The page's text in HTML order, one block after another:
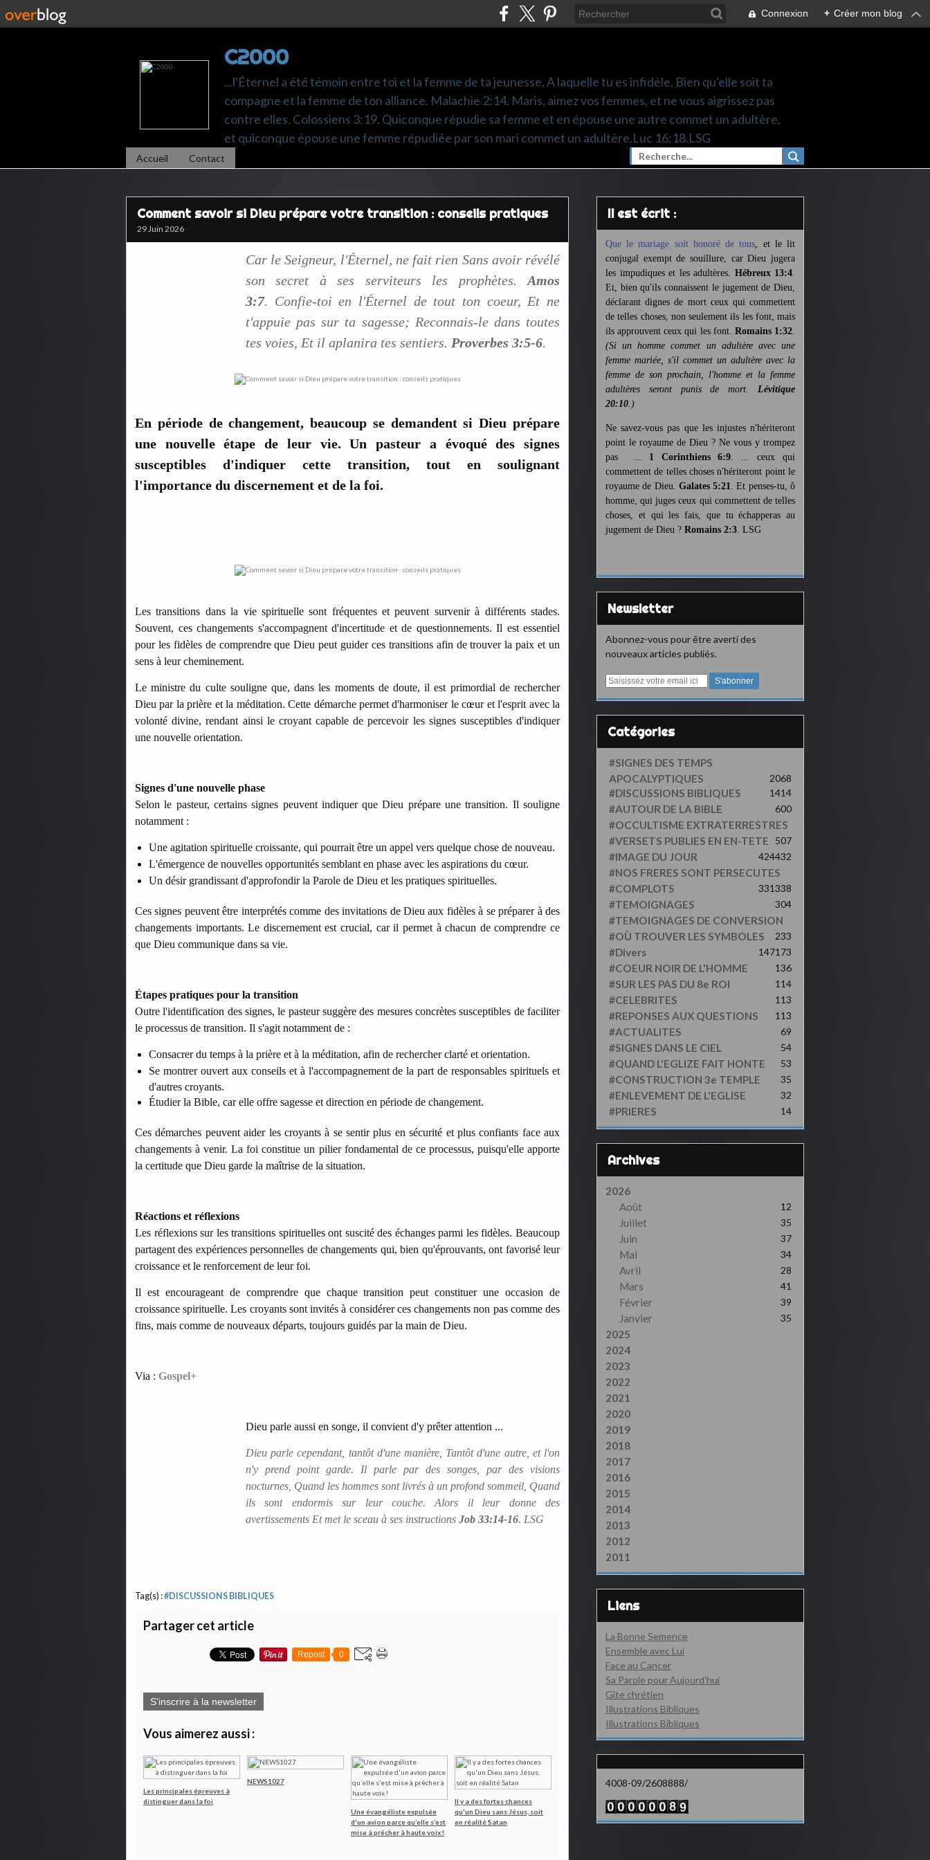
Connexion + Créer mon blog
C2000
...l'Éternel a été témoin entre toi et la femme de ta jeunesse, A laquelle tu es infidèle, Bien qu'elle soit ta
compagne et la femme de ton alliance. Malachie 2:14. Maris, aimez vos femmes, et ne vous aigrissez pas
contre elles. Colossiens 3:19. Quiconque répudie sa femme et en épouse une autre commet un adultère,
et quiconque épouse une femme répudiée par son mari commet un adultère.Luc 16:18.LSG
Accueil Contact
Comment savoir si Dieu prépare votre transition : conseils pratiques
29 Juin 2026
Car le Seigneur, l'Éternel, ne fait rien Sans avoir révélé
son secret à ses serviteurs les prophètes. Amos
3:7. Confie-toi en l'Éternel de tout ton coeur, Et ne
t'appuie pas sur ta sagesse; Reconnais-le dans toutes
tes voies, Et il aplanira tes sentiers. Proverbes 3:5-6.
En période de changement, beaucoup se demandent si Dieu prépare
une nouvelle étape de leur vie. Un pasteur a évoqué des signes
susceptibles d'indiquer cette transition, tout en soulignant
l'importance du discernement et de la foi.
Les transitions dans la vie spirituelle sont fréquentes et peuvent survenir à différents stades.
Souvent, ces changements s'accompagnent d'incertitude et de questionnements. Il est essentiel
pour les fidèles de comprendre que Dieu peut guider ces transitions afin de trouver la paix et un
sens à leur cheminement.
Le ministre du culte souligne que, dans les moments de doute, il est primordial de rechercher
Dieu par la prière et la méditation. Cette démarche permet d'harmoniser le cœur et l'esprit avec la
volonté divine, rendant ainsi le croyant capable de percevoir les signes susceptibles d'indiquer
une nouvelle orientation.
Signes d'une nouvelle phase
Selon le pasteur, certains signes peuvent indiquer que Dieu prépare une transition. Il souligne
notamment :
Une agitation spirituelle croissante, qui pourrait être un appel vers quelque chose de nouveau.
L'émergence de nouvelles opportunités semblant en phase avec les aspirations du cœur.
Un désir grandissant d'approfondir la Parole de Dieu et les pratiques spirituelles.
Ces signes peuvent être interprétés comme des invitations de Dieu aux fidèles à se préparer à des
changements importants. Le discernement est crucial, car il permet à chacun de comprendre ce
que Dieu communique dans sa vie.
Étapes pratiques pour la transition
Outre l'identification des signes, le pasteur suggère des mesures concrètes susceptibles de faciliter
le processus de transition. Il s'agit notamment de :
Consacrer du temps à la prière et à la méditation, afin de rechercher clarté et orientation.
Se montrer ouvert aux conseils et à l'accompagnement de la part de responsables spirituels et
d'autres croyants.
Étudier la Bible, car elle offre sagesse et direction en période de changement.
Ces démarches peuvent aider les croyants à se sentir plus en sécurité et plus confiants face aux
changements à venir. La foi constitue un pilier fondamental de ce processus, puisqu'elle apporte
la certitude que Dieu garde la maîtrise de la situation.
Réactions et réflexions
Les réflexions sur les transitions spirituelles ont suscité des échanges parmi les fidèles. Beaucoup
partagent des expériences personnelles de changements qui, bien qu'éprouvants, ont favorisé leur
croissance et le renforcement de leur foi.
Il est encourageant de comprendre que chaque transition peut constituer une occasion de
croissance spirituelle. Les croyants sont invités à considérer ces changements non pas comme des
fins, mais comme de nouveaux départs, toujours guidés par la main de Dieu.
Via : Gospel+
Dieu parle aussi en songe, il convient d'y prêter attention ...
Dieu parle cependant, tantôt d'une manière, Tantôt d'une autre, et l'on
n'y prend point garde. Il parle par des songes, par des visions
nocturnes, Quand les hommes sont livrés à un profond sommeil, Quand
ils sont endormis sur leur couche.Alors il leur donne des
avertissements Et met le sceau à ses instructions Job 33:14-16. LSG
Tag(s) :#DISCUSSIONS BIBLIQUES
Partager cet article
Repost 0
S'inscrire à la newsletter
Vous aimerez aussi :
Les principales épreuves à
distinguer dans la foi
NEWS1027
Une évangéliste expulsée
d'un avion parce qu’elle s’est
mise à prêcher à haute voix !
Il y a des fortes chances
qu'un Dieu sans Jésus, soit
en réalité Satan
Il est écrit :
Que le mariage soit honoré de tous, et le lit
conjugal exempt de souillure, car Dieu jugera
les impudiques et les adultères. Hébreux 13:4.
Et, bien qu'ils connaissent le jugement de Dieu,
déclarant dignes de mort ceux qui commettent
de telles choses, non seulement ils les font, mais
ils approuvent ceux qui les font. Romains 1:32.
(Si un homme commet un adultère avec une
femme mariée, s'il commet un adultère avec la
femme de son prochain, l'homme et la femme
adultères seront punis de mort. Lévitique
20:10.)
Ne savez-vous pas que les injustes n'hériteront
point le royaume de Dieu ? Ne vous y trompez
pas ... 1 Corinthiens 6:9. ... ceux qui
commettent de telles choses n'hériteront point le
royaume de Dieu. Galates 5:21. Et penses-tu, ô
homme, qui juges ceux qui commettent de telles
choses, et qui les fais, que tu échapperas au
jugement de Dieu ? Romains 2:3. LSG
Newsletter
Abonnez-vous pour être averti des
nouveaux articles publiés.
E
a
i
Catégories
#SIGNES DES TEMPS
APOCALYPTIQUES 2068
#DISCUSSIONS BIBLIQUES 1414
#AUTOUR DE LA BIBLE 600
#OCCULTISME EXTRATERRESTRES
507
#VERSETS PUBLIES EN EN-TETE
432
#IMAGE DU JOUR 424
#NOS FRERES SONT PERSECUTES
338
#COMPLOTS 331
#TEMOIGNAGES 304
#TEMOIGNAGES DE CONVERSION
233
#OÙ TROUVER LES SYMBOLES
173
#Divers 147
#COEUR NOIR DE L'HOMME 136
#SUR LES PAS DU 8e ROI 114
#CELEBRITES 113
#REPONSES AUX QUESTIONS 113
#ACTUALITES 69
#SIGNES DANS LE CIEL 54
#QUAND L'EGLIZE FAIT HONTE 53
#CONSTRUCTION 3e TEMPLE 35
#ENLEVEMENT DE L'EGLISE 32
#PRIERES 14
Archives
2026
Août
12
Juillet 35
Juin 37
Mai 34
Avril 28
Mars 41
Février 39
Janvier 35
2025
2024
2023
2022
2021
2020
2019
2018
2017
2016
2015
2014
2013
2012
2011
Liens
La Bonne Semence
Ensemble avec Lui
Face au Cancer
Sa Parole pour Aujourd'hui
Gîte chrétien
Illustrations Bibliques
Illustrations Bibliques
4008-09/2608888/